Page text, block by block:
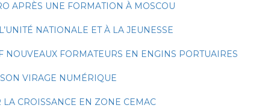
APRÈS UNE FORMATION À MOSCOU
NATIONALE ET À LA JEUNESSE
FORMATEURS EN ENGINS PORTUAIRES
VIRAGE NUMÉRIQUE
LA CROISSANCE EN ZONE CEMAC